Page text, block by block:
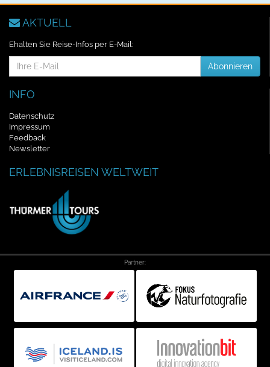
AKTUELL
Ehalten Sie Reise-Infos per E-Mail:
Mail-
Abonnieren
INFO
Datenschutz
Impressum
Feedback
Newsletter
ERLEBNISREISEN WELTWEIT
Partner: